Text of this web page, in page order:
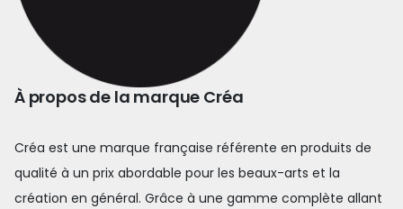
À propos de la marque Créa
Créa est une marque française référente en produits de
qualité à un prix abordable pour les beaux-arts et la
création en général. Grâce à une gamme complète allant